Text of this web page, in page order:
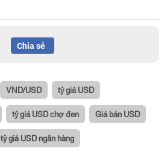
Chia sẻ
VND/USD tỷ giá USD
tỷ giá USD chợ đen Giá bán USD
tỷ giá USD ngân hàng